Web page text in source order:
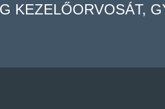
KEZELŐORVOSÁT,